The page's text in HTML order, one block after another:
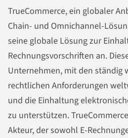
TrueCommerce, ein globaler
Chain- und Omnichannel-
seine globale Lösung zur
Rechnungsvorschriften an.
Unternehmen, mit den ständig
rechtlichen Anforderungen
und die Einhaltung
zu unterstützen.
Akteur, der sowohl E-